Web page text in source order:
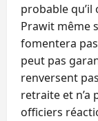
probable
Prawit même
fomentera
peut pas
renversent
retraite et n’a
officiers